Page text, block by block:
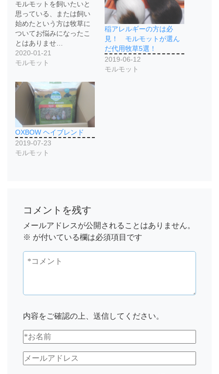
モルモットを飼いたいと
思っている、または飼い
始めたという方は牧草に
ついてお悩みになったこ
とはありませ…
2020-01-21
モルモット
稲アレルギーの方は必
見！ モルモットが選ん
だ代用牧草5選！
2019-06-12
モルモット
OXBOW ヘイブレンド
2019-07-23
モルモット
コメントを残す
メールアドレスが公開されることはありません。
※ が付いている欄は必須項目です
内容をご確認の上、送信してください。